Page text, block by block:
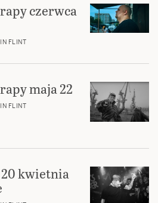
czerwca
FLINT
maja 22
FLINT
kwietnia